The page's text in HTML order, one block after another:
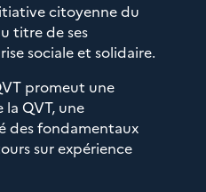
citoyenne du
titre de ses
sociale et solidaire.
promeut une
QVT, une
des fondamentaux
sur expérience